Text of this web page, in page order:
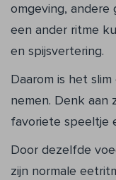
omgeving,
een ander ritme
en spijsvertering.
Daarom is het
nemen. Denk aan
favoriete speeltje
Door dezelfde
zijn normale